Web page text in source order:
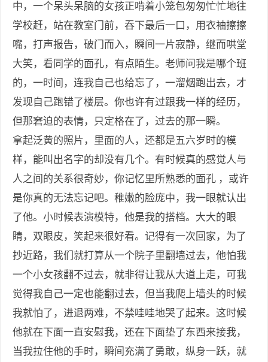
中，一个呆头呆脑的女孩正啃着小笼包匆匆忙忙地往
学校赶，站在教室门前，吞下最后一口，用衣袖擦擦
嘴，打声报告，破门而入，瞬间一片寂静，继而哄堂
大笑，看同学的面孔，有点陌生。老师问我是哪个班
的，一时间，连我自己也给忘了，一溜烟跑出去，才
发现自己跑错了楼层。你也许有过跟我一样的经历，
但那窘迫的表情，只定格在了，过去的那一瞬。
拿起泛黄的照片，里面的人，还都是五六岁时的模
样，能叫出名字的却没有几个。有时候真的感觉人与
人之间的关系很奇妙，你记忆里所熟悉的面孔 ，或许
是你真的无法忘记吧。稚嫩的脸庞中，我一眼就认出
了他。小时候表演模特，他是我的搭档。大大的眼
睛，双眼皮，笑起来很好看。记得有一次回家，为了
抄近路，我们就打算从一个院子里翻墙过去，他怕我
一个小女孩翻不过去，就非得让我从大道上走，可我
觉得我自己一定也能翻过去，但当我爬上墙头的时候
我就怕了，进退两难，不禁哇哇地哭了起来。这时候
他就在下面一直安慰我，还在下面垫了东西来接我，
当我拉住他的手时，瞬间充满了勇敢，纵身一跃，就